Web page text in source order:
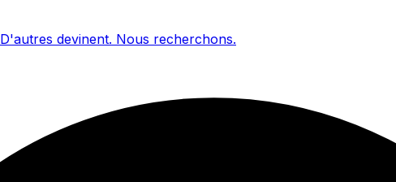
D'autres devinent. Nous recherchons.